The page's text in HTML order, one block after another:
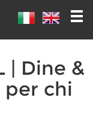
| Dine &
chi